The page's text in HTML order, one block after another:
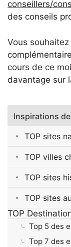
conseillers/
des conseils
Vous
cours de ce
davantage sur
Inspirations
TOP sites
TOP villes
TOP sites
TOP sites
TOP
Top 5 des
Top 7 des